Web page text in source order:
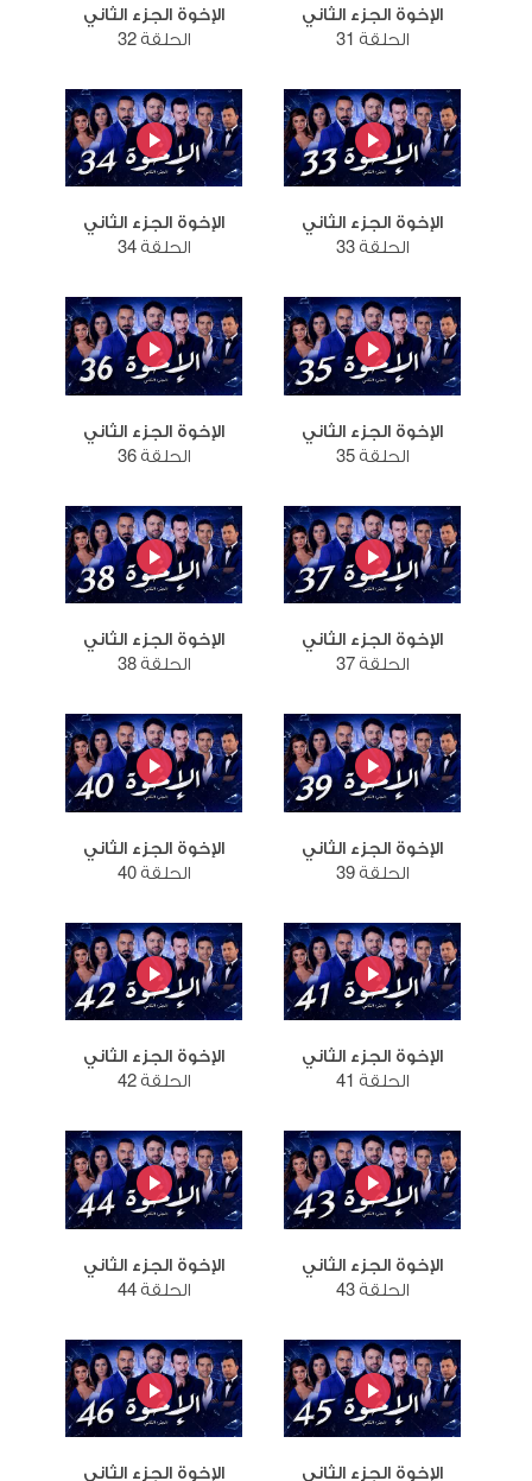
الإخوة الجزء الثاني
الحلقة 31
الإخوة الجزء الثاني
الحلقة 32
الإخوة الجزء الثاني
الحلقة 33
الإخوة الجزء الثاني
الحلقة 34
الإخوة الجزء الثاني
الحلقة 35
الإخوة الجزء الثاني
الحلقة 36
الإخوة الجزء الثاني
الحلقة 37
الإخوة الجزء الثاني
الحلقة 38
الإخوة الجزء الثاني
الحلقة 39
الإخوة الجزء الثاني
الحلقة 40
الإخوة الجزء الثاني
الحلقة 41
الإخوة الجزء الثاني
الحلقة 42
الإخوة الجزء الثاني
الحلقة 43
الإخوة الجزء الثاني
الحلقة 44
الإخوة الجزء الثاني الإخوة الجزء الثاني